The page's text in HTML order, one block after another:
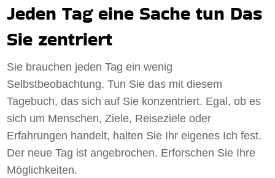
Jeden Tag eine Sache tun Das
Sie zentriert
Sie brauchen jeden Tag ein wenig
Selbstbeobachtung. Tun Sie das mit diesem
Tagebuch, das sich auf Sie konzentriert. Egal, ob es
sich um Menschen, Ziele, Reiseziele oder
Erfahrungen handelt, halten Sie Ihr eigenes Ich fest.
Der neue Tag ist angebrochen. Erforschen Sie Ihre
Möglichkeiten.